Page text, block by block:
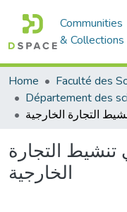
Communities
& Collections
Home
تنشيط التجارة
الخارجية